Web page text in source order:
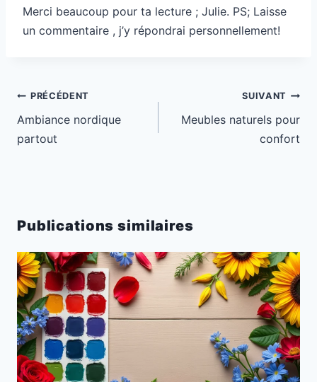
Merci beaucoup pour ta lecture ; Julie. PS; Laisse
un commentaire , j’y répondrai personnellement!
Navigation
de
l’article
PRÉCÉDENT
Ambiance nordique
partout
SUIVANT
Meubles naturels pour
confort
Publications similaires